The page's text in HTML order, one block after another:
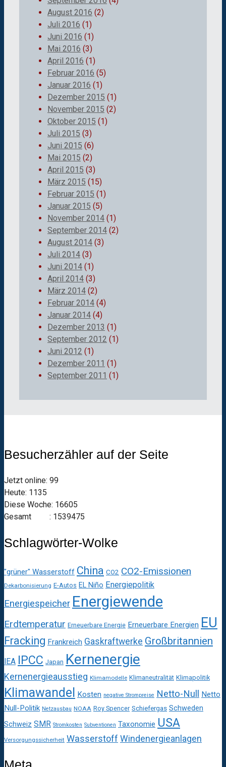
August 2016 (2)
Juli 2016 (1)
Juni 2016 (1)
Mai 2016 (3)
April 2016 (1)
Februar 2016 (5)
Januar 2016 (1)
Dezember 2015 (1)
November 2015 (2)
Oktober 2015 (1)
Juli 2015 (3)
Juni 2015 (6)
Mai 2015 (2)
April 2015 (3)
März 2015 (15)
Februar 2015 (1)
Januar 2015 (5)
November 2014 (1)
September 2014 (2)
August 2014 (3)
Juli 2014 (3)
Juni 2014 (1)
April 2014 (3)
März 2014 (2)
Februar 2014 (4)
Januar 2014 (4)
Dezember 2013 (1)
September 2012 (1)
Juni 2012 (1)
Dezember 2011 (1)
September 2011 (1)
Besucherzähler auf der Seite
Jetzt online: 99
Heute: 1135
Diese Woche: 16605
Gesamt : 1539475
Schlagwörter-Wolke
"grüner" Wasserstoff China CO2 CO2-Emissionen
Dekarbonisierung E-Autos EL Niño Energiepolitik
Energiespeicher Energiewende
Erdtemperatur Erneuerbare Energie Erneuerbare Energien EU
Fracking Frankreich Gaskraftwerke Großbritannien
IEA IPCC Japan Kernenergie
Kernenergieausstieg Klimamodelle Klimaneutralität Klimapolitik
Klimawandel Kosten negative Strompreise Netto-Null Netto
Null-Politik Netzausbau NOAA Roy Spencer Schiefergas Schweden
Schweiz SMR Stromkosten Subventionen Taxonomie USA
Versorgungssicherheit Wasserstoff Windenergieanlagen